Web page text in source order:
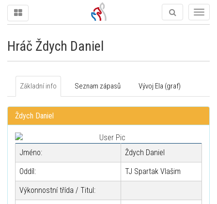
Hráč Ždych Daniel
Základní info Seznam zápasů Vývoj Ela (graf)
Ždych Daniel
Jméno: Ždych Daniel
Oddíl: TJ Spartak Vlašim
Výkonnostní třída / Titul: